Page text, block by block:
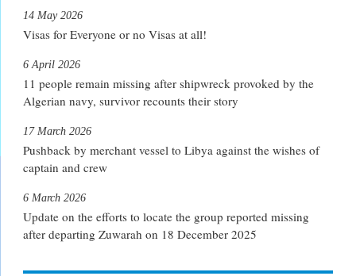
Visas for Everyone or no Visas at all!
14 May 2026
11 people remain missing after shipwreck provoked by the
Algerian navy, survivor recounts their story
6 April 2026
Pushback by merchant vessel to Libya against the wishes of
captain and crew
17 March 2026
Update on the efforts to locate the group reported missing
after departing Zuwarah on 18 December 2025
6 March 2026